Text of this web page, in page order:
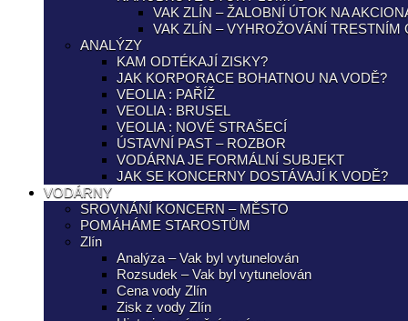
VAK ZLÍN – ŽALOBNÍ ÚTOK NA
VAK ZLÍN – VYHROŽOVÁNÍ TRESTNÍM
ANALÝZY
KAM ODTÉKAJÍ ZISKY?
JAK KORPORACE BOHATNOU NA VODĚ?
VEOLIA : PAŘÍŽ
VEOLIA : BRUSEL
VEOLIA : NOVÉ STRAŠECÍ
ÚSTAVNÍ PAST – ROZBOR
VODÁRNA JE FORMÁLNÍ SUBJEKT
JAK SE KONCERNY DOSTÁVAJÍ K VODĚ?
VODÁRNY
SROVNÁNÍ KONCERN – MĚSTO
POMÁHÁME STAROSTŮM
Zlín
Analýza – Vak byl vytunelován
Rozsudek – Vak byl vytunelován
Cena vody Zlín
Zisk z vody Zlín